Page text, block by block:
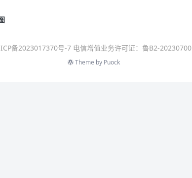
备2023017370号-7 电信增值业务许可证：鲁B2-20230700
Theme by Puock